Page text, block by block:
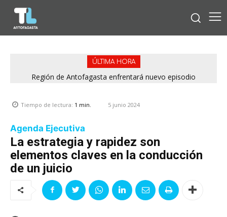
ÚLTIMA HORA
Región de Antofagasta enfrentará nuevo episodio
Tiempo de lectura: 1 min. 5 junio 2024
Agenda Ejecutiva
La estrategia y rapidez son
elementos claves en la conducción
de un juicio